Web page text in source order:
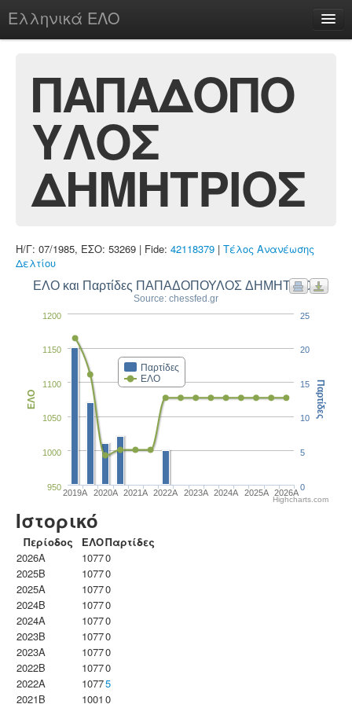
Ελληνικά ΕΛΟ
chesstu.be @ discord
ΠΑΠΑΔΟΠΟ
ΥΛΟΣ
ΔΗΜΗΤΡΙΟΣ
Η/Γ: 07/1985, ΕΣΟ: 53269 | Fide: 42118379 | Τέλος Ανανέωσης
Δελτίου
ΕΛΟ και Παρτίδες ΠΑΠΑΔΟΠΟΥΛΟΣ ΔΗΜΗΤΡΙΟΣ
Source: chessfed.gr
Παρτίδες
ΕΛΟ
2019A 2020A 2021A 2022A 2023Α 2024A 2025A 2026A
950
1000
1050
1100
1150
1200
ΕΛΟ
0
5
10
15
20
25
Παρτίδες
Highcharts.com
Ιστορικό
Περίοδος ΕΛΟΠαρτίδες
2026A
10770
2025B
10770
2025A
10770
2024B
10770
2024A
10770
2023B
10770
2023Α
10770
2022B
10770
2022A
10775
2021B
1001 0